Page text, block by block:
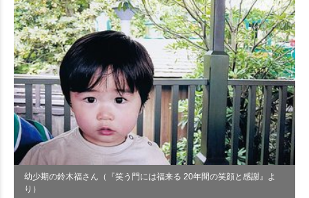
幼少期の鈴木福さん（『笑う門には福来る 20年間の笑顔と感謝』よ
り）